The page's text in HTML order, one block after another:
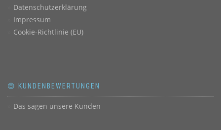
Datenschutzerklärung
Impressum
Cookie-Richtlinie (EU)
😍 KUNDENBEWERTUNGEN
Das sagen unsere Kunden